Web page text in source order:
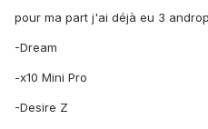
pour ma part j'ai déjà eu 3
-Dream
-x10 Mini Pro
-Desire Z